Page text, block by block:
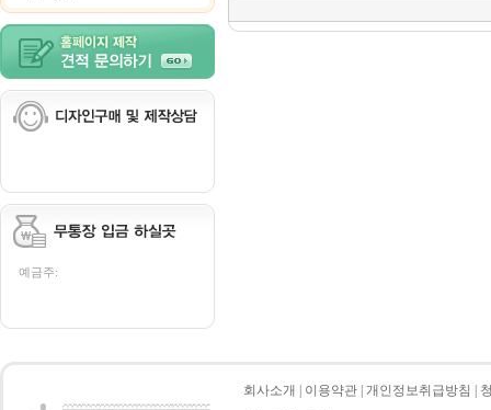
예금주:
회사소개 이용약관 개인정보취급방침